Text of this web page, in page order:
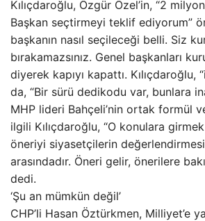
Kılıçdaroğlu, Özgür Özel’in, “2
Başkan seçtirmeyi teklif ediyorum”
başkanın nasıl seçileceği belli. Siz
bırakamazsınız. Genel başkanları
diyerek kapıyı kapattı. Kılıçdaroğlu,
da, “Bir sürü dedikodu var, bunlara
MHP lideri Bahçeli’nin ortak formül
ilgili Kılıçdaroğlu, “O konulara
öneriyi siyasetçilerin
arasındadır. Öneri gelir, önerilere
dedi.
‘Şu an mümkün değil’
CHP’li Hasan Öztürkmen, Milliyet’e